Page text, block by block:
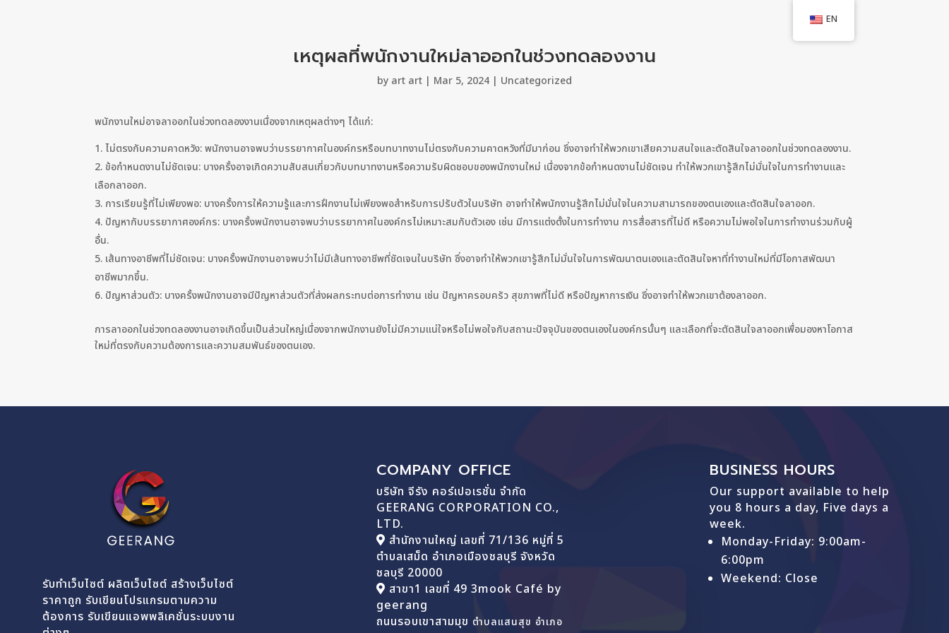
เหตุผลที่พนักงานใหม่ลาออกในช่วงทดลองงาน
by art art | Mar 5, 2024 | Uncategorized
พนักงานใหม่อาจลาออกในช่วงทดลองงานเนื่องจากเหตุผลต่างๆ ได้แก่:
ไม่ตรงกับความคาดหวัง: พนักงานอาจพบว่าบรรยากาศในองค์กรหรือบทบาทงานไม่ตรงกับความคาดหวังที่มีมาก่อน ซึ่งอาจทำให้พวกเขาเสียความสนใจและตัดสินใจลาออกในช่วงทดลองงาน.
ข้อกำหนดงานไม่ชัดเจน: บางครั้งอาจเกิดความสับสนเกี่ยวกับบทบาทงานหรือความรับผิดชอบของพนักงานใหม่ เนื่องจากข้อกำหนดงานไม่ชัดเจน ทำให้พวกเขารู้สึกไม่มั่นใจในการทำงานและ
เลือกลาออก.
การเรียนรู้ที่ไม่เพียงพอ: บางครั้งการให้ความรู้และการฝึกงานไม่เพียงพอสำหรับการปรับตัวในบริษัท อาจทำให้พนักงานรู้สึกไม่มั่นใจในความสามารถของตนเองและตัดสินใจลาออก.
ปัญหากับบรรยากาศองค์กร: บางครั้งพนักงานอาจพบว่าบรรยากาศในองค์กรไม่เหมาะสมกับตัวเอง เช่น มีการแต่งตั้งในการทำงาน การสื่อสารที่ไม่ดี หรือความไม่พอใจในการทำงานร่วมกับผู้
อื่น.
เส้นทางอาชีพที่ไม่ชัดเจน: บางครั้งพนักงานอาจพบว่าไม่มีเส้นทางอาชีพที่ชัดเจนในบริษัท ซึ่งอาจทำให้พวกเขารู้สึกไม่มั่นใจในการพัฒนาตนเองและตัดสินใจหาที่ทำงานใหม่ที่มีโอกาสพัฒนา
อาชีพมากขึ้น.
ปัญหาส่วนตัว: บางครั้งพนักงานอาจมีปัญหาส่วนตัวที่ส่งผลกระทบต่อการทำงาน เช่น ปัญหาครอบครัว สุขภาพที่ไม่ดี หรือปัญหาการเงิน ซึ่งอาจทำให้พวกเขาต้องลาออก.
การลาออกในช่วงทดลองงานอาจเกิดขึ้นเป็นส่วนใหญ่เนื่องจากพนักงานยังไม่มีความแน่ใจหรือไม่พอใจกับสถานะปัจจุบันของตนเองในองค์กรนั้นๆ และเลือกที่จะตัดสินใจลาออกเพื่อมองหาโอกาส
ใหม่ที่ตรงกับความต้องการและความสมพันธ์ของตนเอง.
รับทำเว็บไซต์ ผลิตเว็บไซต์ สร้างเว็บไซต์
ราคาถูก รับเขียนโปรแกรมตามความ
ต้องการ รับเขียนแอพพลิเคชั่นระบบงาน
COMPANY OFFICE
บริษัท จีรัง คอร์เปอเรชั่น จำกัด
GEERANG CORPORATION CO.,
LTD.
สำนักงานใหญ่ เลขที่ 71/136 หมู่ที่ 5
ตำบลเสม็ด อำเภอเมืองชลบุรี จังหวัด
ชลบุรี 20000
สาขา1 เลขที่ 49 3mook Café by
geerang
ถนนรอบเขาสามมุข ตำบลแสนสุข อำเภอ
BUSINESS HOURS
Our support available to help
you 8 hours a day, Five days a
week.
Monday-Friday: 9:00am-
6:00pm
Weekend: Close
EN